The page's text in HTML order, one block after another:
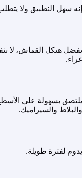
إنه سهل التطبيق ولا
بفضل هيكل القماش، لا
غراء.
يلتصق بسهولة على
والبلاط والسيراميك.
يدوم لفترة طويلة.